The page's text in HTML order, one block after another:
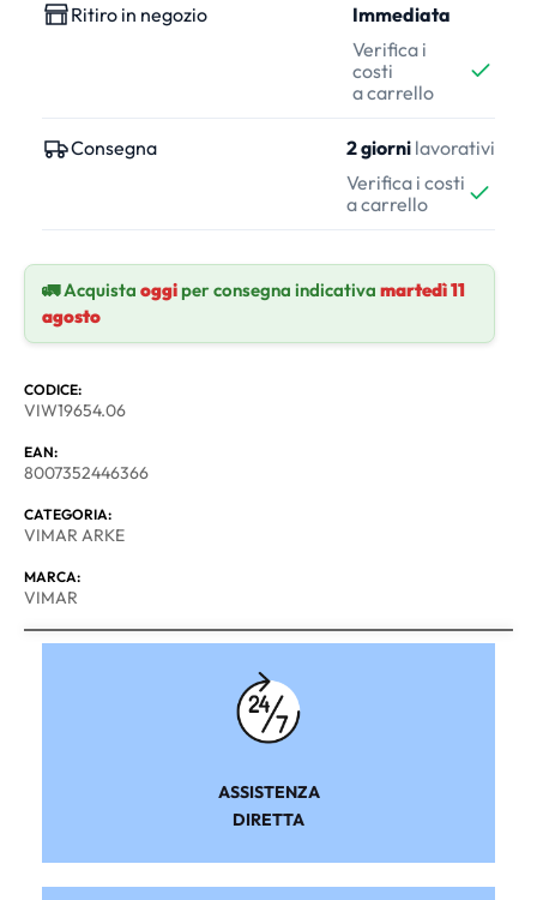
Ritiro in negozio
Immediata
Verifica i
costi
a carrello
Consegna 2 giorni lavorativi
Verifica i costi
a carrello
🚛 Acquista oggiper consegna indicativa martedì 11
agosto
CODICE:
VIW19654.06
EAN:
8007352446366
CATEGORIA:
VIMAR ARKE
MARCA:
VIMAR
ASSISTENZA
DIRETTA